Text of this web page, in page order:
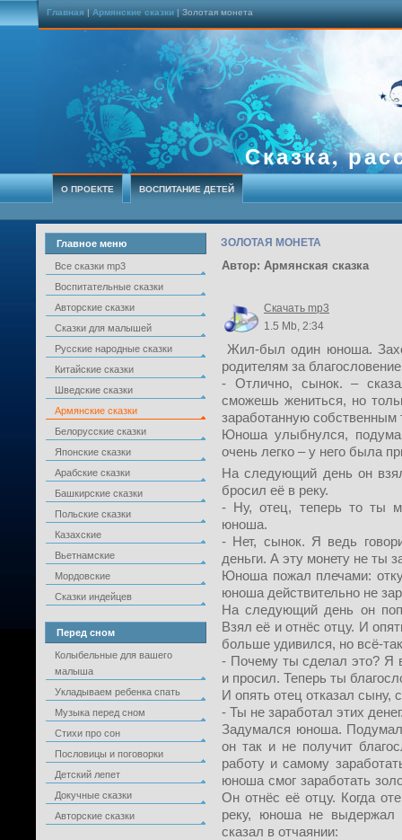
Главная | Армянские сказки | Золотая монета
Сказка,
О ПРОЕКТЕ ВОСПИТАНИЕ ДЕТЕЙ
Главное меню
Все сказки mp3
Воспитательные сказки
Авторские сказки
Сказки для малышей
Русские народные сказки
Китайские сказки
Шведские сказки
Армянские сказки
Белорусские сказки
Японские сказки
Арабские сказки
Башкирские сказки
Польские сказки
Казахские
Вьетнамские
Мордовские
Сказки индейцев
Перед сном
Колыбельные для вашего
малыша
Укладываем ребенка спать
Музыка перед сном
Стихи про сон
Пословицы и поговорки
Детский лепет
Докучные сказки
Авторские сказки
ЗОЛОТАЯ МОНЕТА
Автор: Армянская сказка
Скачать mp3
1.5 Mb, 2:34
Жил-был один юноша.
родителям за
- Отлично, сынок. –
сможешь жениться, но
заработанную собственным
Юноша улыбнулся,
очень легко – у него была
На следующий день он
бросил её в реку.
- Ну, отец, теперь то ты
юноша.
- Нет, сынок. Я ведь
деньги. А эту монету не ты
Юноша пожал плечами:
юноша действительно не
На следующий день он
Взял её и отнёс отцу. И
больше удивился, но всё-
- Почему ты сделал это? Я
и просил. Теперь ты
И опять отец отказал сыну,
- Ты не заработал этих
Задумался юноша. Подумал
он так и не получит
работу и самому
юноша смог заработать
Он отнёс её отцу. Когда
реку, юноша не выдержал
сказал в отчаянии: